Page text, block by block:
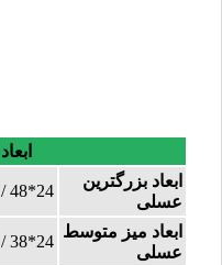
ابعاد بزرگترین
عسلی
24*48 / ارتفاع(50)
ابعاد میز متوسط
عسلی
24*38 / ارتفاع(45)